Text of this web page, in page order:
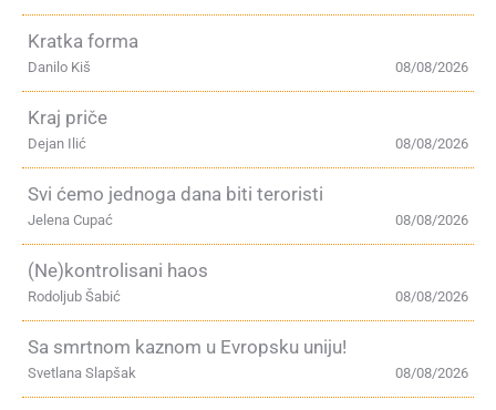
Kratka forma
08/08/2026
Danilo Kiš
Kraj priče
08/08/2026
Dejan Ilić
Svi ćemo jednoga dana biti teroristi
08/08/2026
Jelena Cupać
(Ne)kontrolisani haos
08/08/2026
Rodoljub Šabić
Sa smrtnom kaznom u Evropsku uniju!
08/08/2026
Svetlana Slapšak